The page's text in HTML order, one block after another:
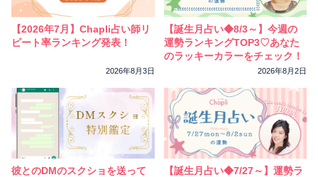
【2026年7月】Chapli占い師リ
ピート率ランキング発表！
2026年8月3日
【誕生月占い◆8/3～】今週の
運勢ランキングTOP3♡あなた
のラッキーカラーをチェック！
2026年8月2日
彼とのDMのスクショを送って
【誕生月占い◆7/27～】運勢ラ